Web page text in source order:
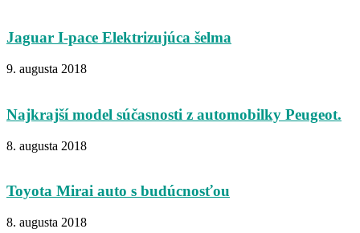
Jaguar I-pace Elektrizujúca šelma
9. augusta 2018
Najkrajší model súčasnosti z automobilky Peugeot.
8. augusta 2018
Toyota Mirai auto s budúcnosťou
8. augusta 2018